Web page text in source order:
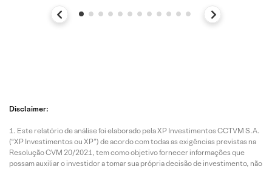
Disclaimer:
Este relatório de análise foi elaborado pela XP Investimentos CCTVM S.A.
(“XP Investimentos ou XP”) de acordo com todas as exigências previstas na
Resolução CVM 20/2021, tem como objetivo fornecer informações que
possam auxiliar o investidor a tomar sua própria decisão de investimento, não